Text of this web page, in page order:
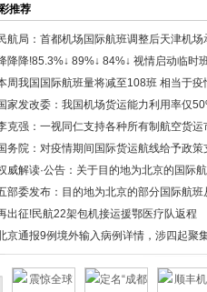
推荐
航局：首都机场国际航班调整后天津机场
降降!85.3%↓ 89%↓ 84%↓ 视情启动临时
周我国国际航班量将减至108班 相当于疫
家发改委：我国机场货运能力利用率仅
克强：一视同仁支持各种所有制航空货运
务院：对疫情期间国际货运航线给予政策
威解读·公告：关于目的地为北京的国际航
部委发布：目的地为北京的部分国际航班
出征!民航22架包机接运援鄂医疗队返程
京通报9例境外输入病例详情，涉四起聚